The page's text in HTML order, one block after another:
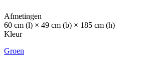
Afmetingen
60 cm (l) × 49 cm (b) × 185 cm (h)
Kleur
Groen